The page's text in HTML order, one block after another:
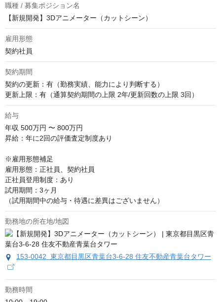
職種 / 募集ポジション名
【新規開発】3Dアニメーター（カットシーン）
雇用形態
契約社員
契約期間
契約の更新：有（勤務実績、能力により判断する）
更新上限：有（通算契約期間の上限 2年/更新回数の上限 3回）
給与
年収 500万円 〜 800万円
昇給：年に2回の評価査定制度あり
※雇用形態補足
雇用形態：正社員、契約社員
正社員登用制度：あり
試用期間：3ヶ月
（試用期間中の給与・待遇に差異はございません）
勤務地の所在地/地図
153-0042 東京都目黒区青葉台3-6-28 住友不動産青葉台タワー
勤務時間